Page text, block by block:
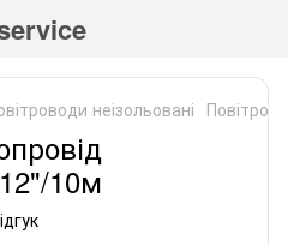
неізольовані
10м